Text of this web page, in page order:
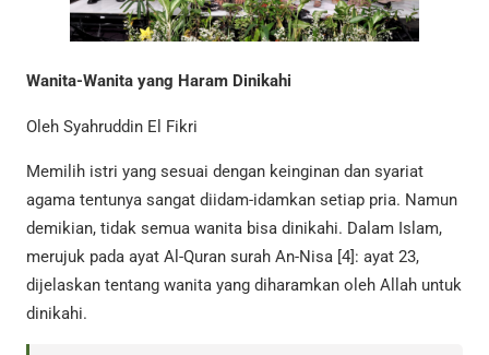
Wanita-Wanita yang Haram Dinikahi
Oleh Syahruddin El Fikri
Memilih istri yang sesuai dengan keinginan dan syariat
agama tentunya sangat diidam-idamkan setiap pria. Namun
demikian, tidak semua wanita bisa dinikahi. Dalam Islam,
merujuk pada ayat Al-Quran surah An-Nisa [4]: ayat 23,
dijelaskan tentang wanita yang diharamkan oleh Allah untuk
dinikahi.